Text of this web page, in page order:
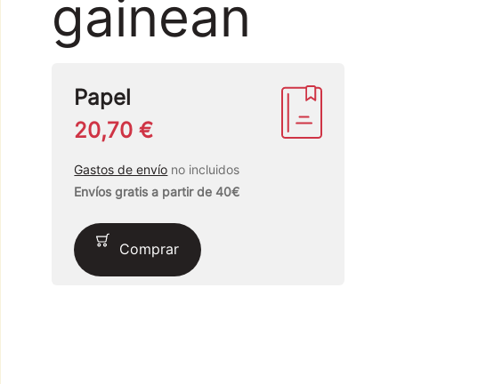
gainean
Papel
20,70 €
Gastos de envío no incluidos
Envíos gratis a partir de 40€
Comprar